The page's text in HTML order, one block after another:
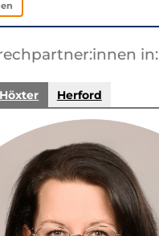
in:
Herford